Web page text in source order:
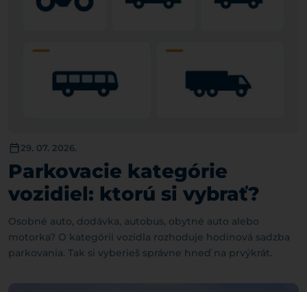
29. 07. 2026.
Parkovacie kategórie
vozidiel: ktorú si vybrať?
Osobné auto, dodávka, autobus, obytné auto alebo
motorka? O kategórii vozidla rozhoduje hodinová sadzba
parkovania. Tak si vyberieš správne hneď na prvýkrát.